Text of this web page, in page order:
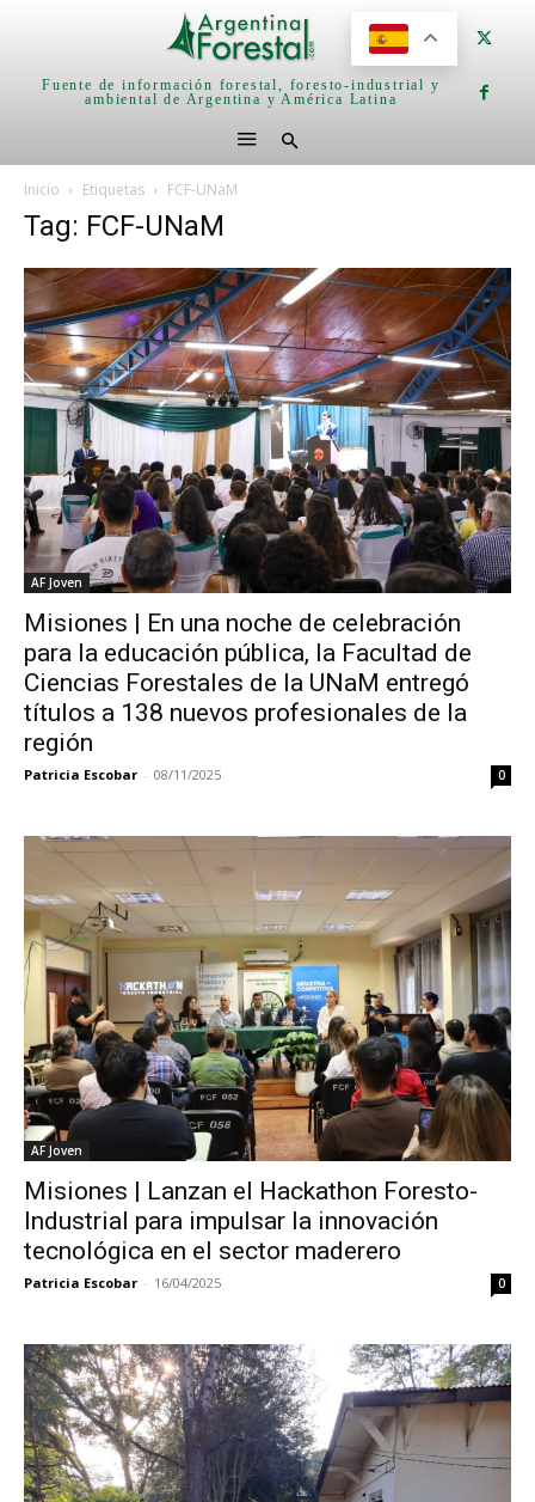
Fuente de información forestal, foresto-industrial y
ambiental de Argentina y América Latina
Inicio Etiquetas FCF-UNaM
Tag: FCF-UNaM
AF Joven
Misiones | En una noche de celebración
para la educación pública, la Facultad de
Ciencias Forestales de la UNaM entregó
títulos a 138 nuevos profesionales de la
región
Patricia Escobar - 08/11/2025 0
AF Joven
Misiones | Lanzan el Hackathon Foresto-
Industrial para impulsar la innovación
tecnológica en el sector maderero
Patricia Escobar - 16/04/2025 0